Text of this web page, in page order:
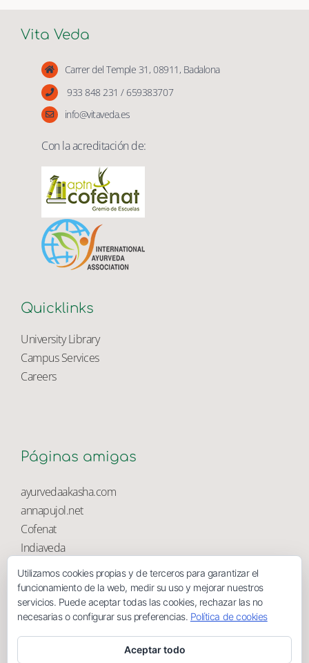
Vita Veda
info@vitaveda.es
Con la acreditación de:
Quicklinks
University Library
Páginas amigas
ayurvedaakasha.com
annapujol.net
Indiaveda
Magnolia
Utilizamos cookies propias y de terceros para garantizar el
funcionamiento de la web, medir su uso y mejorar nuestros
servicios. Puede aceptar todas las cookies, rechazar las no
necesarias o configurar sus preferencias. Política de cookies
Aceptar todo